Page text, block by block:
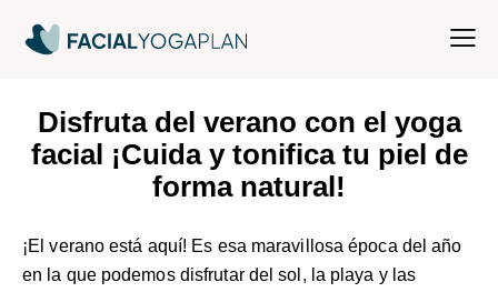
Disfruta del verano con el yoga
facial ¡Cuida y tonifica tu piel de
forma natural!
¡El verano está aquí! Es esa maravillosa época del año
en la que podemos disfrutar del sol, la playa y las